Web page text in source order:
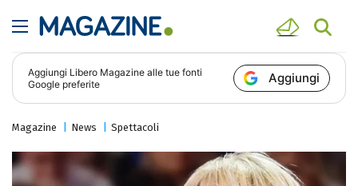
Aggiungi Libero Magazine alle tue fonti
Google preferite
Aggiungi
Magazine News Spettacoli